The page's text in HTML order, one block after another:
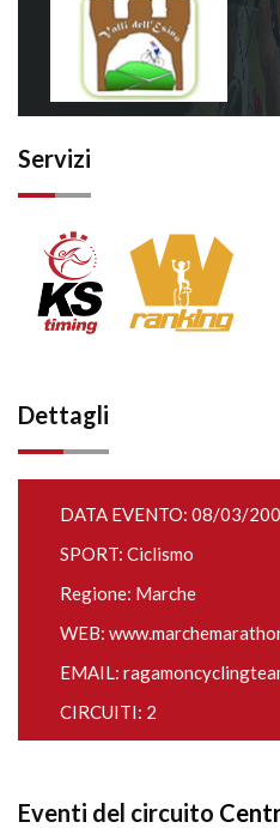
Servizi
Dettagli
DATA EVENTO: 08/03/
SPORT: Ciclismo
Regione: Marche
WEB:
EMAIL:
CIRCUITI: 2
Eventi del circuito